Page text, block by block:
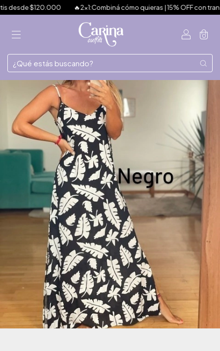
🔥2x1:Combiná cómo quieras | 15% OFF con
0